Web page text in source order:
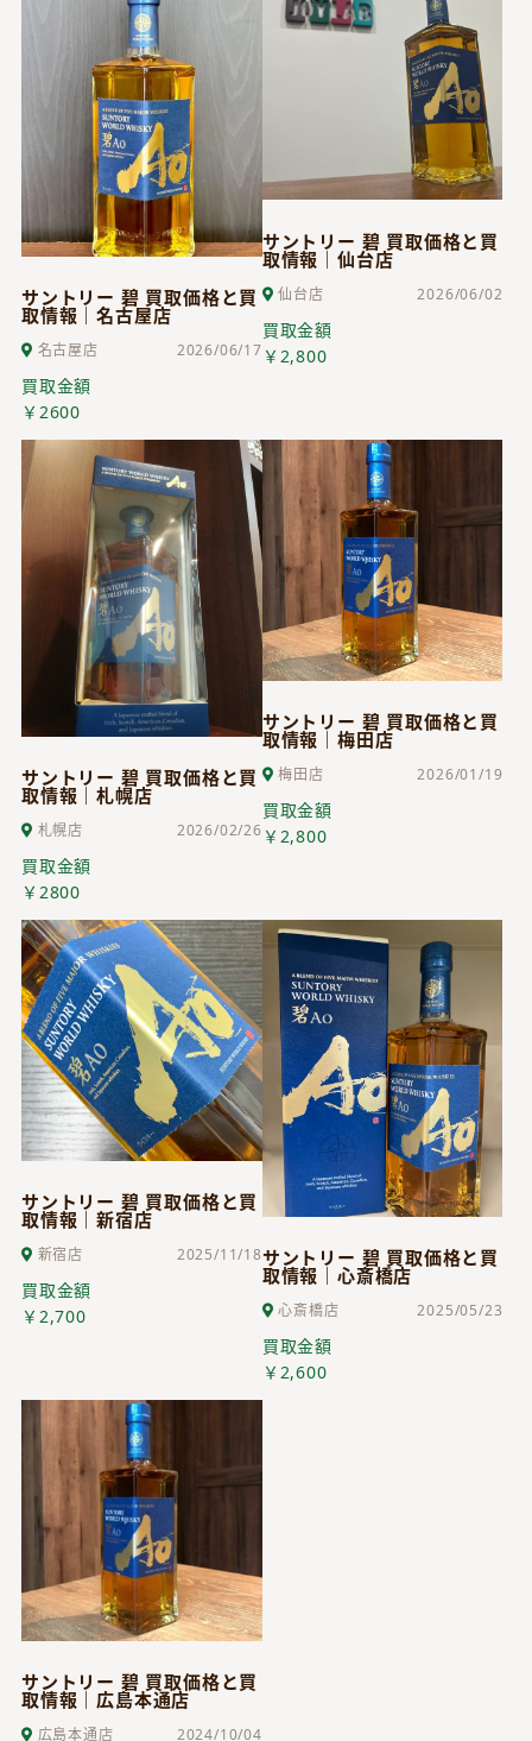
サントリー 碧 買取価格と買
取情報｜名古屋店
名古屋店 2026/06/17
買取金額
￥2600
サントリー 碧 買取価格と買
取情報｜仙台店
仙台店 2026/06/02
買取金額
￥2,800
サントリー 碧 買取価格と買
取情報｜札幌店
札幌店 2026/02/26
買取金額
￥2800
サントリー 碧 買取価格と買
取情報｜梅田店
梅田店 2026/01/19
買取金額
￥2,800
サントリー 碧 買取価格と買
取情報｜新宿店
新宿店 2025/11/18
買取金額
￥2,700
サントリー 碧 買取価格と買
取情報｜心斎橋店
心斎橋店 2025/05/23
買取金額
￥2,600
サントリー 碧 買取価格と買
取情報｜広島本通店
広島本通店 2024/10/04